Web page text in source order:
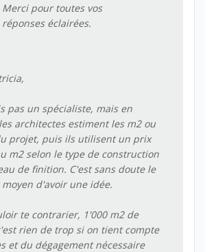
Merci pour toutes vos
réponses éclairées.
pas un spécialiste, mais en
architectes estiment les m2 ou
projet, puis ils utilisent un prix
m2 selon le type de construction
de finition. C'est sans doute le
d'avoir une idée.
te contrarier, 1'000 m2 de
rien de trop si on tient compte
et du dégagement nécessaire